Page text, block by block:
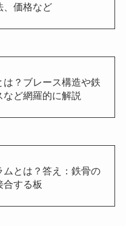
、価格など
は？ブレース構造や鉄
など網羅的に解説
ムとは？答え：鉄骨の
合する板